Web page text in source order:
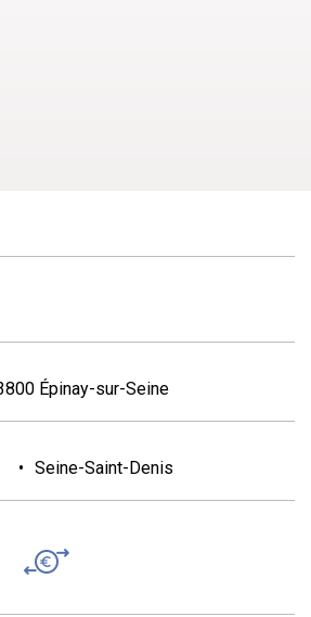
Épinay-sur-Seine
Seine-Saint-Denis